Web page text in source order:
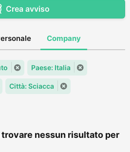
Crea avviso
Company
Paese: Italia
Città: Sciacca
nessun risultato per